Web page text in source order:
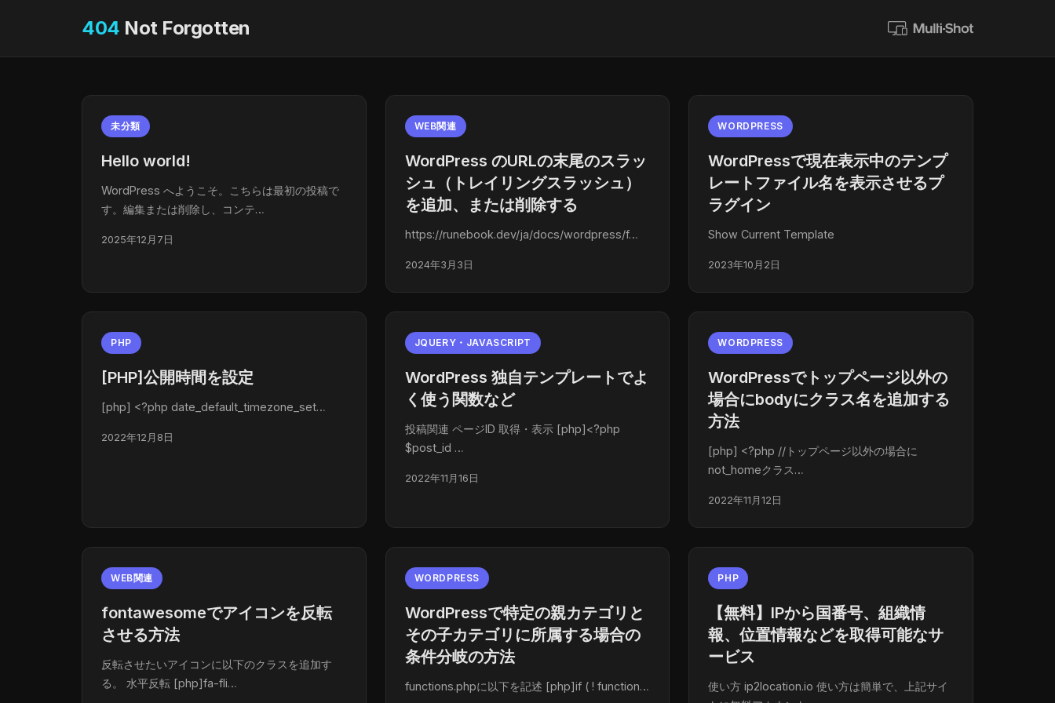
404 Not Forgotten
未分類
Hello world!
WordPress へようこそ。こちらは最初の投稿で
す。編集または削除し、コンテ…
2025年12月7日
WEB関連
WordPress のURLの末尾のスラッ
シュ（トレイリングスラッシュ）
を追加、または削除する
https://runebook.dev/ja/docs/wordpress/f…
2024年3月3日
WORDPRESS
WordPressで現在表示中のテンプ
レートファイル名を表示させるプ
ラグイン
Show Current Template
2023年10月2日
PHP
[PHP]公開時間を設定
[php] <?php date_default_timezone_set…
2022年12月8日
JQUERY・JAVASCRIPT
WordPress 独自テンプレートでよ
く使う関数など
投稿関連 ページID 取得・表示 [php]<?php
$post_id …
2022年11月16日
WORDPRESS
WordPressでトップページ以外の
場合にbodyにクラス名を追加する
方法
[php] <?php //トップページ以外の場合に
not_homeクラス…
2022年11月12日
WEB関連
fontawesomeでアイコンを反転
させる方法
反転させたいアイコンに以下のクラスを追加す
る。 水平反転 [php]fa-fli…
WORDPRESS
WordPressで特定の親カテゴリと
その子カテゴリに所属する場合の
条件分岐の方法
functions.phpに以下を記述 [php]if ( ! function…
PHP
【無料】IPから国番号、組織情
報、位置情報などを取得可能なサ
ービス
使い方 ip2location.io 使い方は簡単で、上記サイ